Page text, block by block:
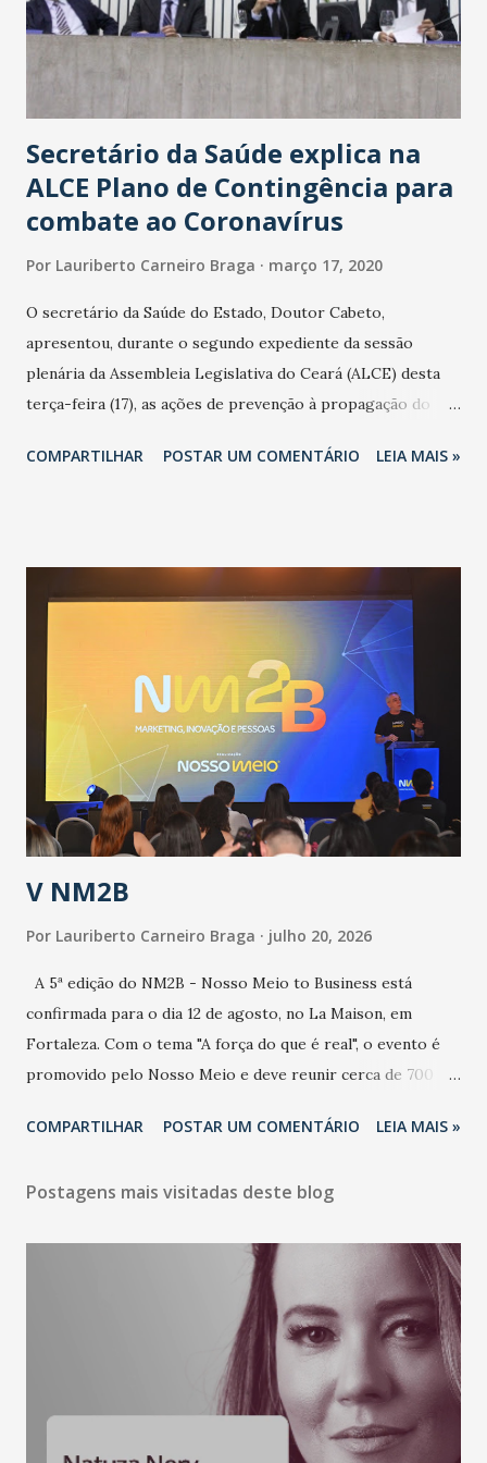
Secretário da Saúde explica na
ALCE Plano de Contingência para
combate ao Coronavírus
Por Lauriberto Carneiro Braga março 17, 2020
O secretário da Saúde do Estado, Doutor Cabeto,
apresentou, durante o segundo expediente da sessão
plenária da Assembleia Legislativa do Ceará (ALCE) desta
terça-feira (17), as ações de prevenção à propagação do
adotadas pelo Governo do Estado na contenção da
população suspeita e de cuidados com os ambientes
públicos e domiciliares. “Nós não estamos vivendo uma
epidemia comum, como temos em todos os anos, com
aumento de casos de dengue, influenza ou H1N1. Trata-se
de uma epidemia com um vírus diferente, com um poder de
contaminação maior que outros coronavírus”, apontou o
secretário. Segundo ele, é uma epidemia com chance de
contaminação alta, podendo gerar um grande risco à
população e ao sistema de saúde. “Precisamos saber fazer a
estratificação do risco da doença, para não so...
COMPARTILHAR POSTAR UM COMENTÁRIO LEIA MAIS »
V NM2B
Por Lauriberto Carneiro Braga julho 20, 2026
A 5ª edição do NM2B - Nosso Meio to Business está
confirmada para o dia 12 de agosto, no La Maison, em
Fortaleza. Com o tema "A força do que é real", o evento é
promovido pelo Nosso Meio e deve reunir cerca de 700
e lideranças do Mercado Nacional. Desde 2022, o NM2B
de negócios do Nordeste, reunindo profissionais de marcas
LinkedIn, VISA, Grupo 3corações, TikTok e M. Dias Branco.
A nova edição chega em um momento em que autenticidade
e consistência ganham peso nas conversas sobre marca,
liderança e estratégia. - Vivemos um momento em que todo
mundo fala muito e poucos entregam de verdade. O NM2B
sempre existiu para dar palco a quem constrói com
consistência, e nesta edição isso fica ainda mais claro.
COMPARTILHAR POSTAR UM COMENTÁRIO LEIA MAIS »
Postagens mais visitadas deste blog